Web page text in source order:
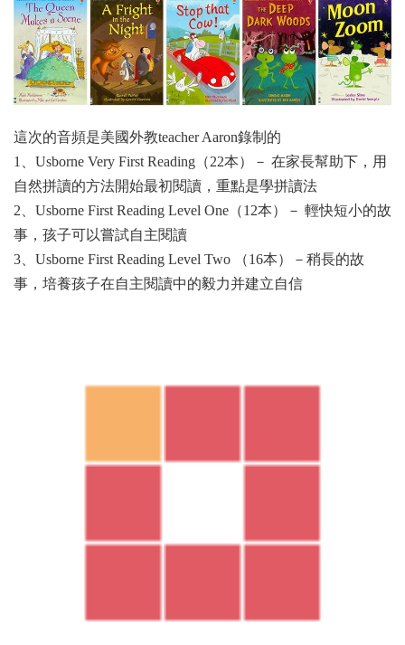
這次的音頻是美國外教teacher Aaron錄制的
1、Usborne Very First Reading（22本）－ 在家長幫助下，用
自然拼讀的方法開始最初閱讀，重點是學拼讀法
2、Usborne First Reading Level One（12本）－ 輕快短小的故
事，孩子可以嘗試自主閱讀
3、Usborne First Reading Level Two （16本）－稍長的故
事，培養孩子在自主閱讀中的毅力并建立自信